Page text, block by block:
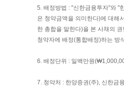
5. 배정방법 : "신한금융투자"와 "
은 청약금액을 의미한다)에 대해
한 총합을 말한다)을 본 사채의
청약자에 배정(통합배정)하는 방
6. 배정단위 : 일백만원
7. 청약처 : 한양증권(주), 신한금